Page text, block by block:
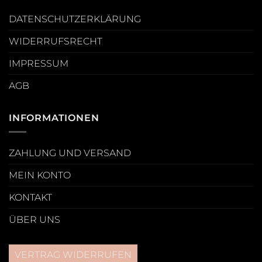
DATENSCHUTZERKLÄRUNG
WIDERRUFSRECHT
IMPRESSUM
AGB
INFORMATIONEN
ZAHLUNG UND VERSAND
MEIN KONTO
KONTAKT
ÜBER UNS
VERTRAG WIDERRUFEN